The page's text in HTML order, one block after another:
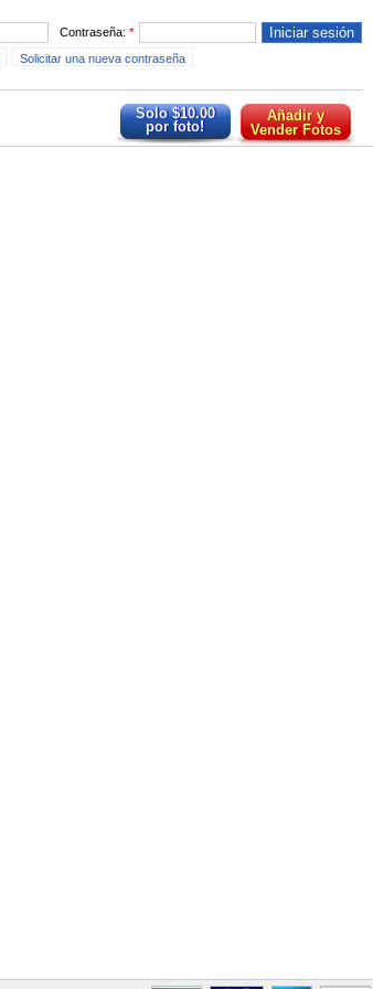
Contraseña: *
Solicitar una nueva contraseña
Añadir y
Vender Fotos
Solo $10.00
por foto!